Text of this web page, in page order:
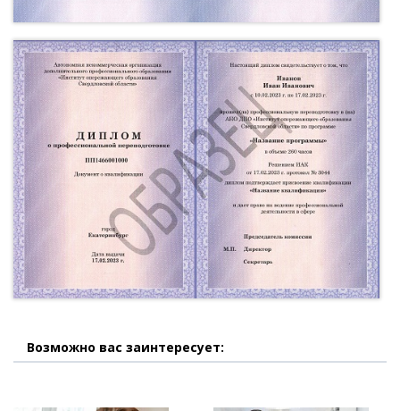
Возможно вас заинтересует: